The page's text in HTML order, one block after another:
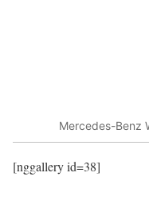
Mercedes-Benz
[nggallery id=38]